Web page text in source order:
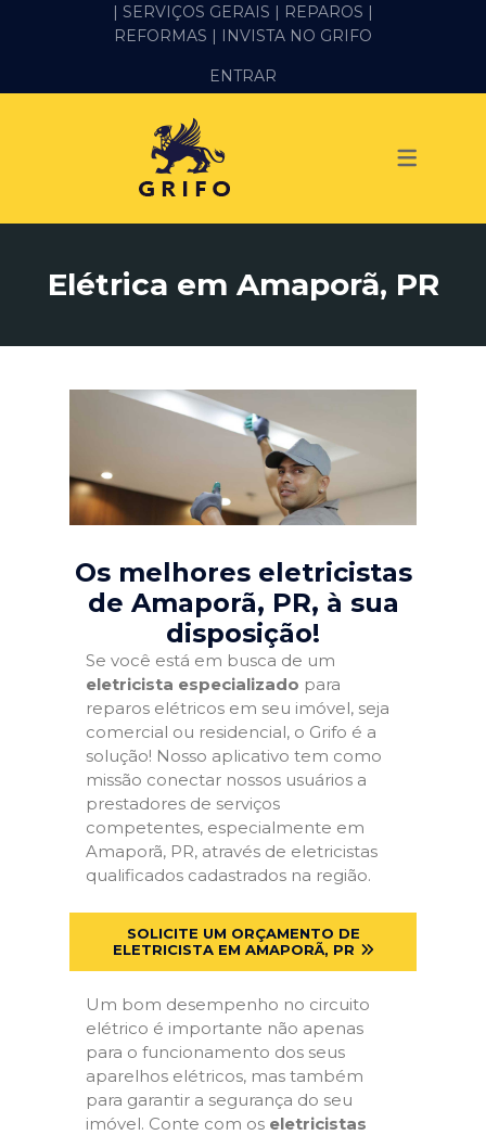
ALVENARIA E PEDREIRO
IMPERMEABILIZAÇÃO
REFORMA
| SERVIÇOS GERAIS | REPAROS |
REFORMAS | INVISTA NO GRIFO
ENTRAR
Elétrica em Amaporã, PR
Os melhores eletricistas
de Amaporã, PR, à sua
disposição!
Se você está em busca de um
eletricista especializado para
reparos elétricos em seu imóvel, seja
comercial ou residencial, o Grifo é a
solução! Nosso aplicativo tem como
missão conectar nossos usuários a
prestadores de serviços
competentes, especialmente em
Amaporã, PR, através de eletricistas
qualificados cadastrados na região.
SOLICITE UM ORÇAMENTO DE
ELETRICISTA EM AMAPORÃ, PR
Um bom desempenho no circuito
elétrico é importante não apenas
para o funcionamento dos seus
aparelhos elétricos, mas também
para garantir a segurança do seu
imóvel. Conte com os eletricistas